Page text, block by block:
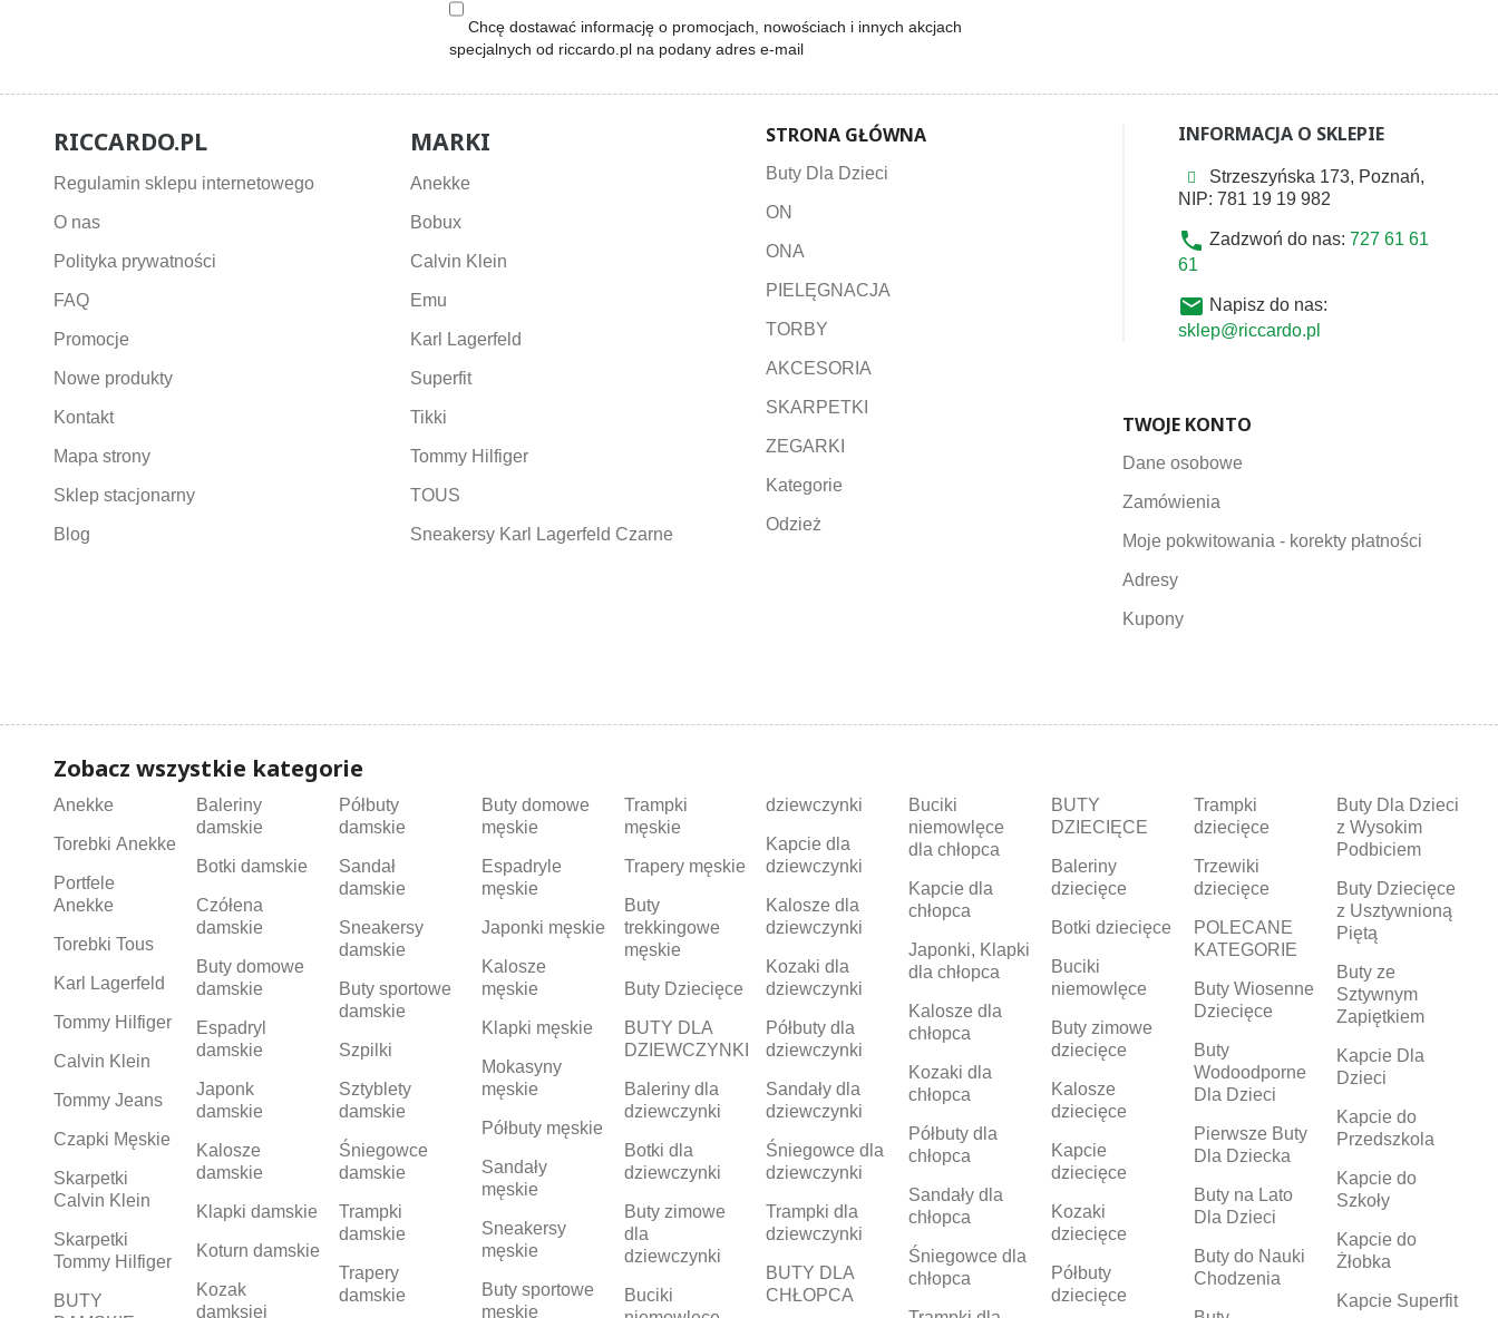
Chcę dostawać informację o promocjach, nowościach i innych akcjach
specjalnych od riccardo.pl na podany adres e-mail
RICCARDO.PL
Regulamin sklepu internetowego
O nas
Polityka prywatności
FAQ
Promocje
Nowe produkty
Kontakt
Mapa strony
Sklep stacjonarny
Blog
MARKI
Anekke
Bobux
Calvin Klein
Emu
Karl Lagerfeld
Superfit
Tikki
Tommy Hilfiger
TOUS
Sneakersy Karl Lagerfeld Czarne
STRONA GŁÓWNA
Buty Dla Dzieci
ON
ONA
PIELĘGNACJA
TORBY
AKCESORIA
SKARPETKI
ZEGARKI
Kategorie
Odzież
INFORMACJA O SKLEPIE
Strzeszyńska 173, Poznań,
NIP: 781 19 19 982
phone Zadzwoń do nas: 727 61 61
61
email Napisz do nas:
sklep@riccardo.pl
TWOJE KONTO
Dane osobowe
Zamówienia
Moje pokwitowania - korekty płatności
Adresy
Kupony
Zobacz wszystkie kategorie
Anekke
Torebki Anekke
Portfele
Anekke
Torebki Tous
Karl Lagerfeld
Tommy Hilfiger
Calvin Klein
Tommy Jeans
Czapki Męskie
Skarpetki
Calvin Klein
Skarpetki
Tommy Hilfiger
BUTY
Baleriny
damskie
Botki damskie
Czółena
damskie
Buty domowe
damskie
Espadryl
damskie
Japonk
damskie
Kalosze
damskie
Klapki damskie
Koturn damskie
Kozak
damksiei
Półbuty
damskie
Sandał
damskie
Sneakersy
damskie
Buty sportowe
damskie
Szpilki
Sztyblety
damskie
Śniegowce
damskie
Trampki
damskie
Trapery
damskie
Buty domowe
męskie
Espadryle
męskie
Japonki męskie
Kalosze
męskie
Klapki męskie
Mokasyny
męskie
Półbuty męskie
Sandały
męskie
Sneakersy
męskie
Buty sportowe
męskie
Trampki
męskie
Trapery męskie
Buty
trekkingowe
męskie
Buty Dziecięce
BUTY DLA
DZIEWCZYNKI
Baleriny dla
dziewczynki
Botki dla
dziewczynki
Buty zimowe
dla
dziewczynki
Buciki
dziewczynki
Kapcie dla
dziewczynki
Kalosze dla
dziewczynki
Kozaki dla
dziewczynki
Półbuty dla
dziewczynki
Sandały dla
dziewczynki
Śniegowce dla
dziewczynki
Trampki dla
dziewczynki
BUTY DLA
CHŁOPCA
Buciki
niemowlęce
dla chłopca
Kapcie dla
chłopca
Japonki, Klapki
dla chłopca
Kalosze dla
chłopca
Kozaki dla
chłopca
Półbuty dla
chłopca
Sandały dla
chłopca
Śniegowce dla
chłopca
BUTY
DZIECIĘCE
Baleriny
dziecięce
Botki dziecięce
Buciki
niemowlęce
Buty zimowe
dziecięce
Kalosze
dziecięce
Kapcie
dziecięce
Kozaki
dziecięce
Półbuty
dziecięce
Trampki
dziecięce
Trzewiki
dziecięce
POLECANE
KATEGORIE
Buty Wiosenne
Dziecięce
Buty
Wodoodporne
Dla Dzieci
Pierwsze Buty
Dla Dziecka
Buty na Lato
Dla Dzieci
Buty do Nauki
Chodzenia
Buty Dla Dzieci
z Wysokim
Podbiciem
Buty Dziecięce
z Usztywnioną
Piętą
Buty ze
Sztywnym
Zapiętkiem
Kapcie Dla
Dzieci
Kapcie do
Przedszkola
Kapcie do
Szkoły
Kapcie do
Żłobka
Kapcie Superfit